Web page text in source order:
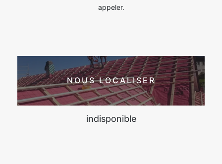
appeler.
NOUS LOCALISER
indisponible